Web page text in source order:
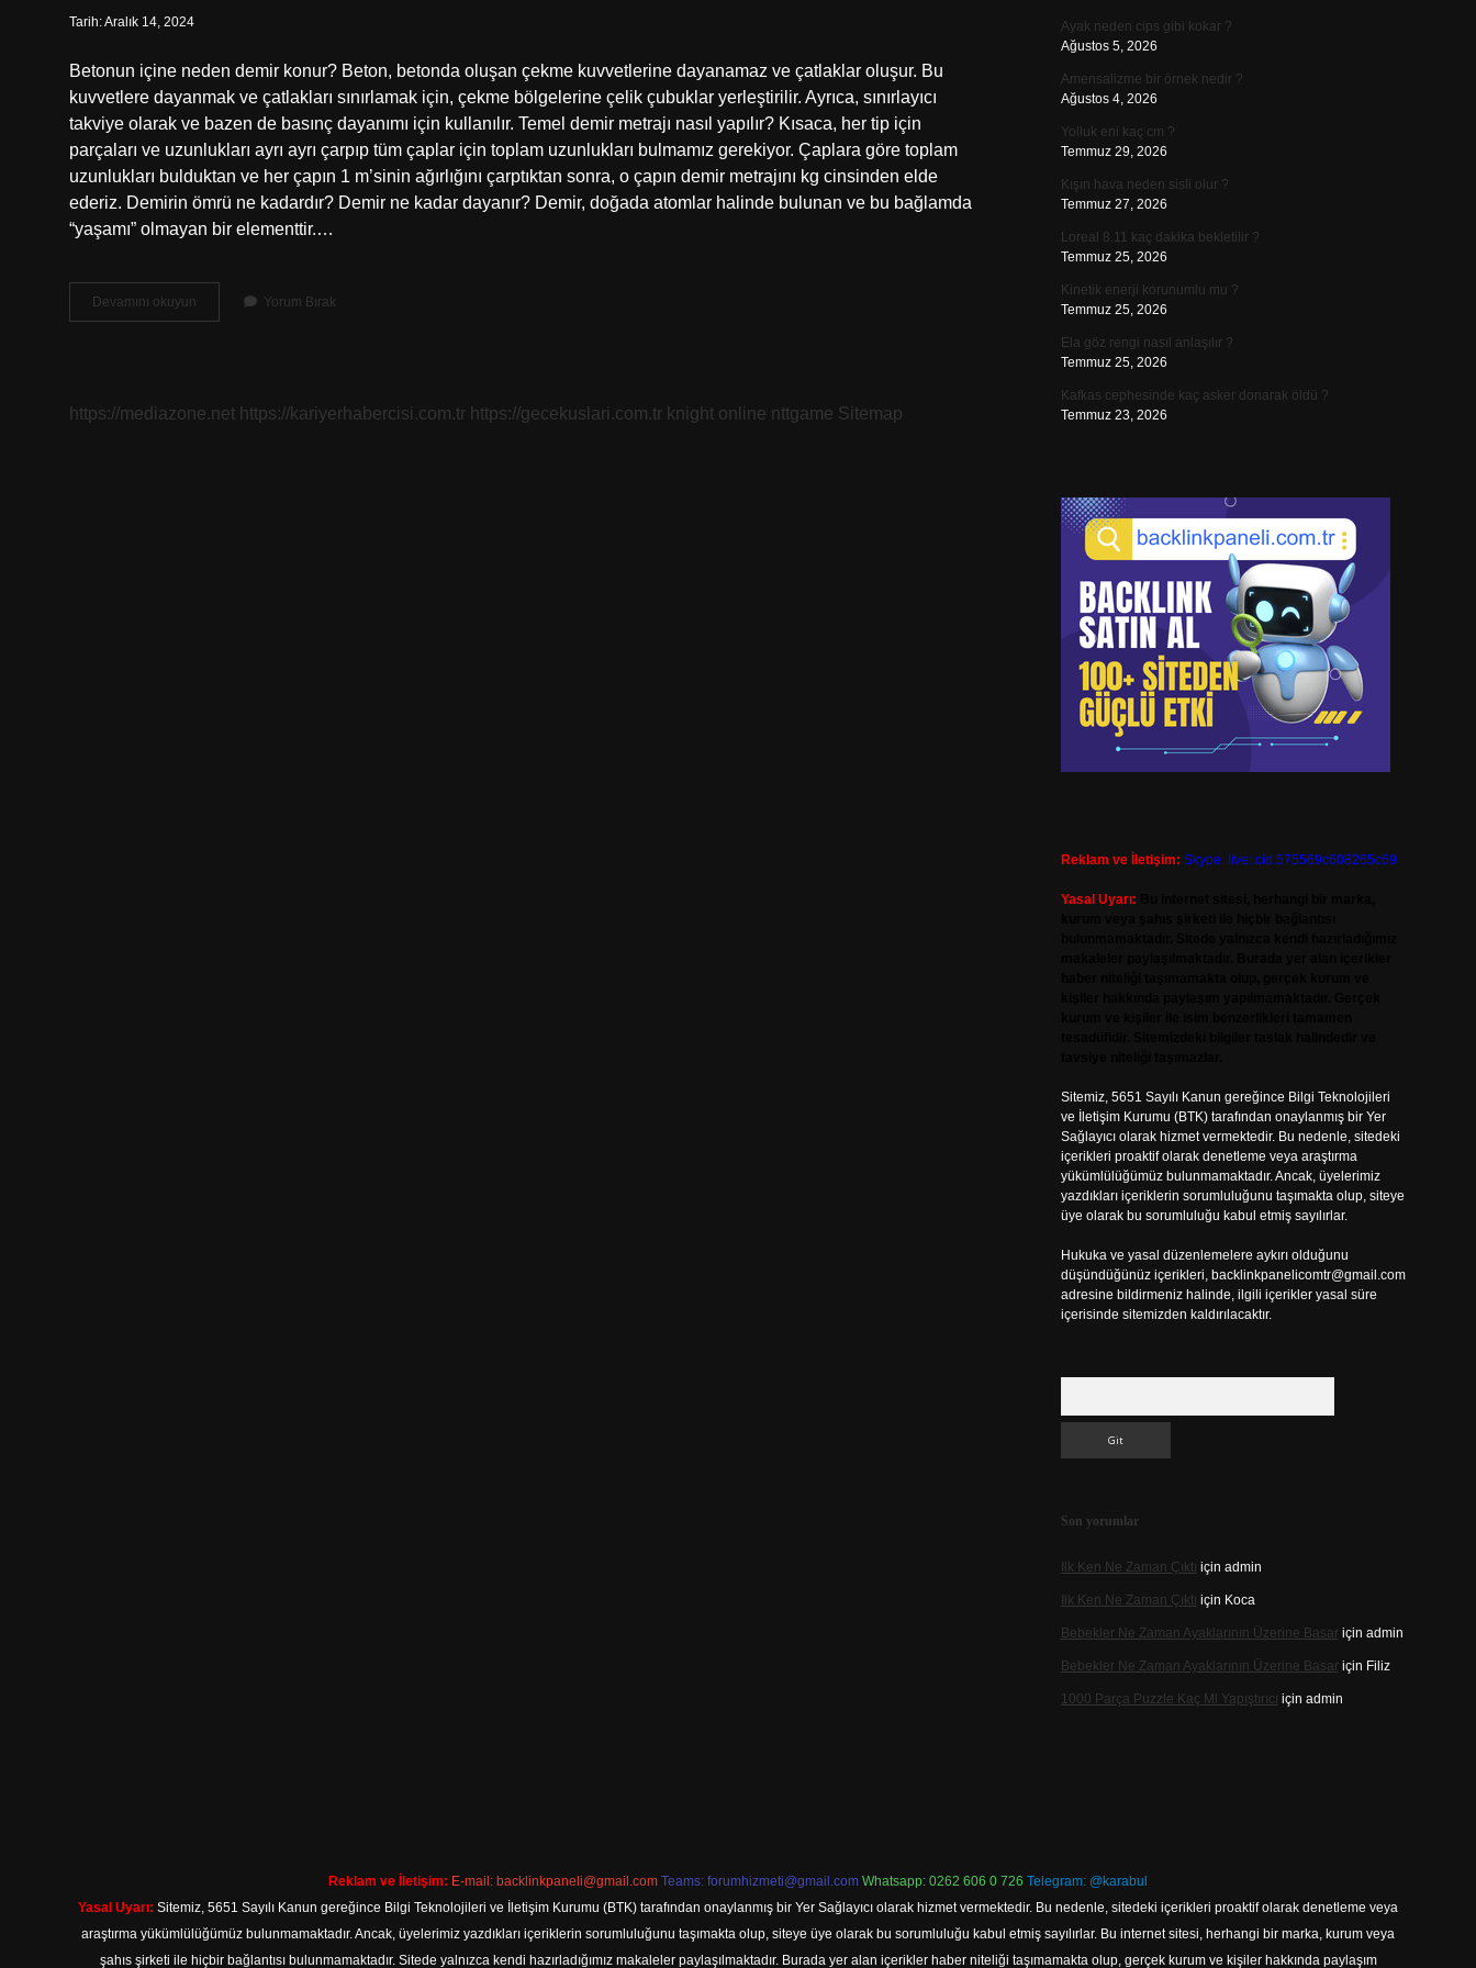
Tarih: Aralık 14, 2024
Betonun içine neden demir konur? Beton, betonda oluşan çekme kuvvetlerine dayanamaz ve çatlaklar oluşur. Bu
kuvvetlere dayanmak ve çatlakları sınırlamak için, çekme bölgelerine çelik çubuklar yerleştirilir. Ayrıca, sınırlayıcı
takviye olarak ve bazen de basınç dayanımı için kullanılır. Temel demir metrajı nasıl yapılır? Kısaca, her tip için
parçaları ve uzunlukları ayrı ayrı çarpıp tüm çaplar için toplam uzunlukları bulmamız gerekiyor. Çaplara göre toplam
uzunlukları bulduktan ve her çapın 1 m’sinin ağırlığını çarptıktan sonra, o çapın demir metrajını kg cinsinden elde
ederiz. Demirin ömrü ne kadardır? Demir ne kadar dayanır? Demir, doğada atomlar halinde bulunan ve bu bağlamda
“yaşamı” olmayan bir elementtir.…
Devamını okuyun
Kalıp
Yorum Bırak
https://mediazone.net https://kariyerhabercisi.com.tr https://gecekuslari.com.tr knight online nttgame Sitemap
Ayak neden cips gibi kokar ?
Ağustos 5, 2026
Amensalizme bir örnek nedir ?
Ağustos 4, 2026
Yolluk eni kaç cm ?
Temmuz 29, 2026
Kışın hava neden sisli olur ?
Temmuz 27, 2026
Loreal 8.11 kaç dakika bekletilir ?
Temmuz 25, 2026
Kinetik enerji korunumlu mu ?
Temmuz 25, 2026
Ela göz rengi nasıl anlaşılır ?
Temmuz 25, 2026
Kafkas cephesinde kaç asker donarak öldü ?
Temmuz 23, 2026
Reklam ve İletişim: Skype: live:.cid.575569c608265c69
Yasal Uyarı:
Sitemiz, 5651 Sayılı Kanun gereğince Bilgi Teknolojileri
ve İletişim Kurumu (BTK) tarafından onaylanmış bir Yer
Sağlayıcı olarak hizmet vermektedir. Bu nedenle, sitedeki
içerikleri proaktif olarak denetleme veya araştırma
yükümlülüğümüz bulunmamaktadır. Ancak, üyelerimiz
yazdıkları içeriklerin sorumluluğunu taşımakta olup, siteye
üye olarak bu sorumluluğu kabul etmiş sayılırlar.
Hukuka ve yasal düzenlemelere aykırı olduğunu
düşündüğünüz içerikleri, backlinkpanelicomtr@gmail.com
adresine bildirmeniz halinde, ilgili içerikler yasal süre
içerisinde sitemizden kaldırılacaktır.
Son yorumlar
Ilk Ken Ne Zaman Çıktı için admin
Ilk Ken Ne Zaman Çıktı için Koca
Bebekler Ne Zaman Ayaklarının Üzerine Basariçin admin
Bebekler Ne Zaman Ayaklarının Üzerine Basariçin Filiz
1000 Parça Puzzle Kaç Ml Yapıştırıcı için admin
Reklam ve İletişim: E-mail: backlinkpaneli@gmail.com Teams: forumhizmeti@gmail.com Whatsapp: 0262 606 0 726 Telegram: @karabul
Yasal Uyarı: Sitemiz, 5651 Sayılı Kanun gereğince Bilgi Teknolojileri ve İletişim Kurumu (BTK) tarafından onaylanmış bir Yer Sağlayıcı olarak hizmet vermektedir. Bu nedenle, sitedeki içerikleri proaktif olarak denetleme veya
araştırma yükümlülüğümüz bulunmamaktadır. Ancak, üyelerimiz yazdıkları içeriklerin sorumluluğunu taşımakta olup, siteye üye olarak bu sorumluluğu kabul etmiş sayılırlar. Bu internet sitesi, herhangi bir marka, kurum veya
şahıs şirketi ile hiçbir bağlantısı bulunmamaktadır. Sitede yalnızca kendi hazırladığımız makaleler paylaşılmaktadır. Burada yer alan içerikler haber niteliği taşımamakta olup, gerçek kurum ve kişiler hakkında paylaşım